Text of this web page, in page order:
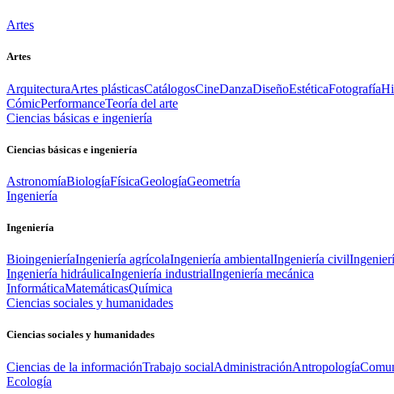
Artes
Artes
ArquitecturaArtes plásticasCatálogosCineDanzaDiseñoEstéticaFotografía
CómicPerformanceTeoría del arte
Ciencias básicas e ingeniería
Ciencias básicas e ingeniería
AstronomíaBiologíaFísicaGeologíaGeometría
Ingeniería
Ingeniería
BioingenieríaIngeniería agrícolaIngeniería ambientalIngeniería civil
Ingeniería hidráulicaIngeniería industrialIngeniería mecánica
InformáticaMatemáticasQuímica
Ciencias sociales y humanidades
Ciencias sociales y humanidades
Ciencias de la informaciónTrabajo socialAdministraciónAntropología
Ecología